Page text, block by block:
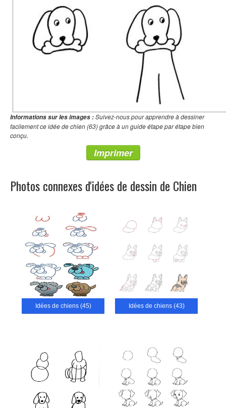
Informations sur les images :Suivez-nous pour apprendre à dessiner
facilement ce idée de chien (63) grâce à un guide étape par étape bien
conçu.
Imprimer
Photos connexes d'idées de dessin de Chien
Idées de chiens (45) Idées de chiens (43)